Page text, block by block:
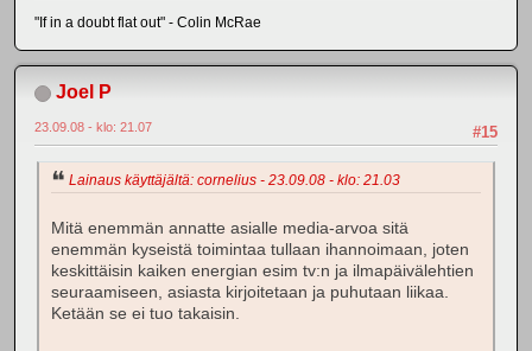
"If in a doubt flat out" - Colin McRae
Joel P
#15
23.09.08 - klo: 21.07
Lainaus käyttäjältä: cornelius - 23.09.08 - klo: 21.03
Mitä enemmän annatte asialle media-arvoa sitä
enemmän kyseistä toimintaa tullaan ihannoimaan, joten
keskittäisin kaiken energian esim tv:n ja ilmapäivälehtien
seuraamiseen, asiasta kirjoitetaan ja puhutaan liikaa.
Ketään se ei tuo takaisin.